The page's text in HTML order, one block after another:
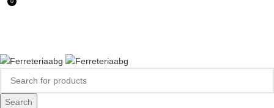
FERREPINTURASABG123@GMAIL.COM
Search
0